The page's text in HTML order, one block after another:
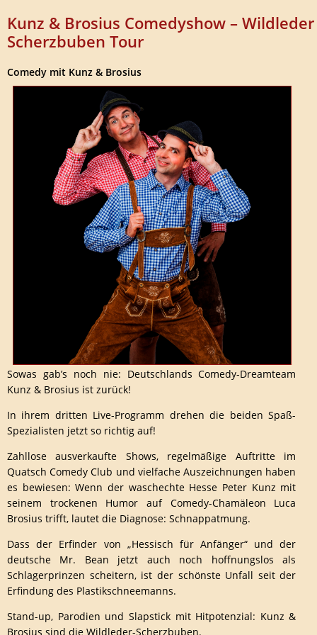
Kunz & Brosius Comedyshow – Wildleder
Scherzbuben Tour
Comedy mit Kunz & Brosius
Sowas gab’s noch nie: Deutschlands Comedy-Dreamteam
Kunz & Brosius ist zurück!
In ihrem dritten Live-Programm drehen die beiden Spaß-
Spezialisten jetzt so richtig auf!
Zahllose ausverkaufte Shows, regelmäßige Auftritte im
Quatsch Comedy Club und vielfache Auszeichnungen haben
es bewiesen: Wenn der waschechte Hesse Peter Kunz mit
seinem trockenen Humor auf Comedy-Chamäleon Luca
Brosius trifft, lautet die Diagnose: Schnappatmung.
Dass der Erfinder von „Hessisch für Anfänger“ und der
deutsche Mr. Bean jetzt auch noch hoffnungslos als
Schlagerprinzen scheitern, ist der schönste Unfall seit der
Erfindung des Plastikschneemanns.
Stand-up, Parodien und Slapstick mit Hitpotenzial: Kunz &
Brosius sind die Wildleder-Scherzbuben.